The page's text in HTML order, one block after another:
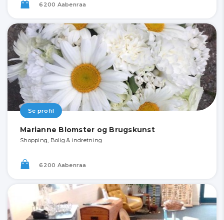
6200 Aabenraa
Se profil
Marianne Blomster og Brugskunst
Shopping, Bolig & indretning
6200 Aabenraa